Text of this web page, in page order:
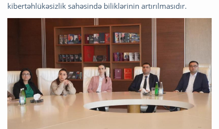
kibertəhlükəsizlik sahəsində biliklərinin artırılmasıdır.